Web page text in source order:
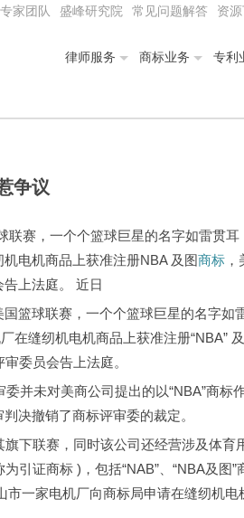
专家团队 盛峰研究院 常见问题解答 资
律师服务 商标业务 专利
争议
赛，一个个篮球巨星的名字如雷贯耳
电机商品上获准注册NBA 及图商标
上法庭。 近日
篮球联赛，一个个篮球巨星的名字如
在缝纫机电机商品上获准注册“NBA”
委员会告上法庭。
未对美商公司提出的以“NBA”商标
决撤销了商标评审委的裁定。
下联赛，同时该公司还经营涉及体育
引证商标 )，包括“NAB”、“NBA及图”
一家电机厂向商标局申请在缝纫机电